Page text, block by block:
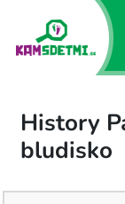
History
bludisko